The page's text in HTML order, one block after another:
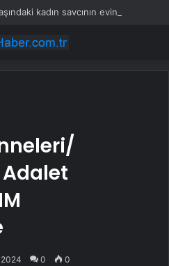
Adalet
2024 0 0